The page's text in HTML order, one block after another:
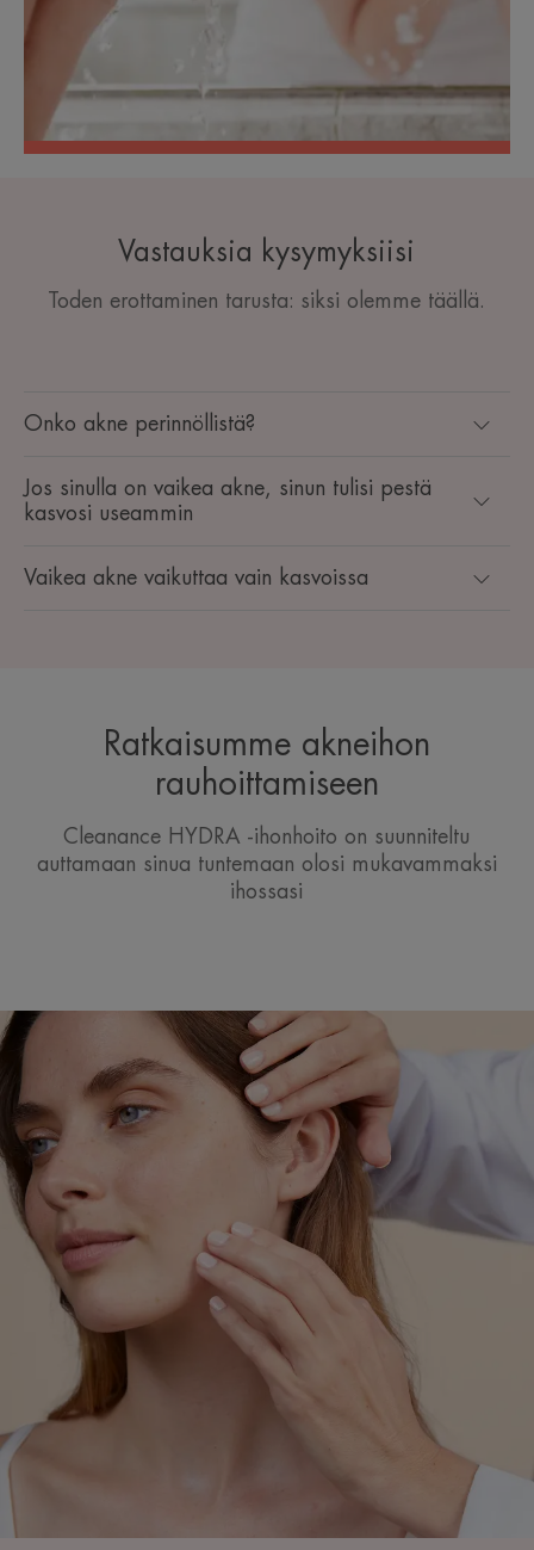
Vastauksia kysymyksiisi
Toden erottaminen tarusta: siksi olemme täällä.
Onko akne perinnöllistä?
Jos sinulla on vaikea akne, sinun tulisi pestä
kasvosi useammin
Vaikea akne vaikuttaa vain kasvoissa
Ratkaisumme akneihon
rauhoittamiseen
Cleanance HYDRA -ihonhoito on suunniteltu
auttamaan sinua tuntemaan olosi mukavammaksi
ihossasi